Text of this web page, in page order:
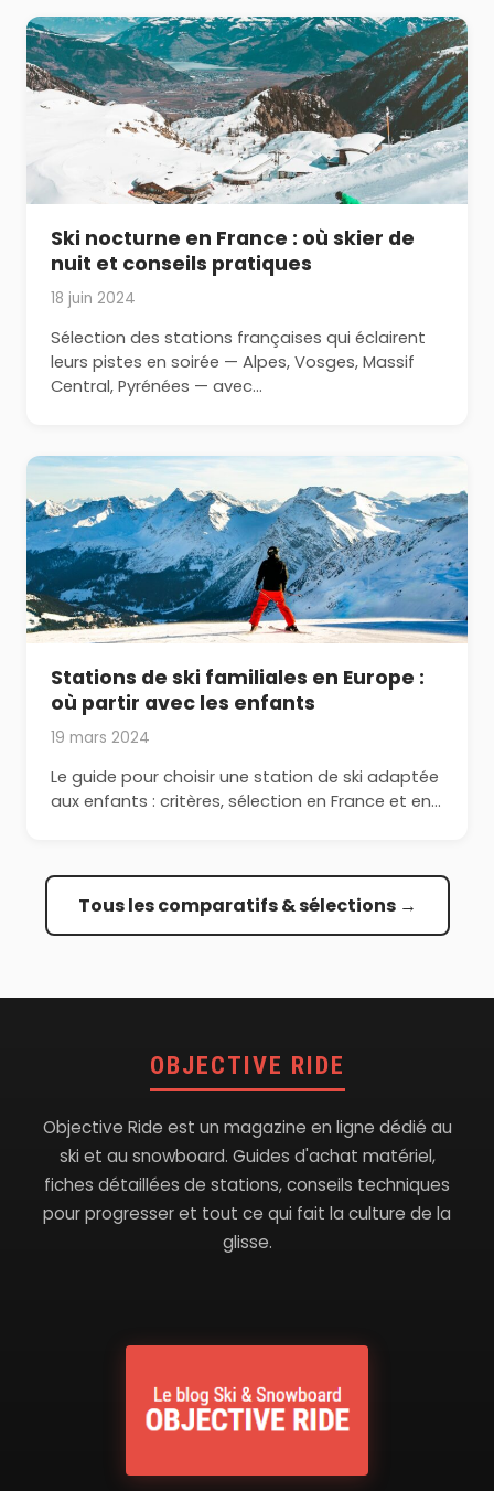
Ski nocturne en France : où skier de
nuit et conseils pratiques
18 juin 2024
Sélection des stations françaises qui éclairent
leurs pistes en soirée — Alpes, Vosges, Massif
Central, Pyrénées — avec…
Stations de ski familiales en Europe :
où partir avec les enfants
19 mars 2024
Le guide pour choisir une station de ski adaptée
aux enfants : critères, sélection en France et en…
Tous les comparatifs & sélections →
OBJECTIVE RIDE
Objective Ride est un magazine en ligne dédié au
ski et au snowboard. Guides d'achat matériel,
fiches détaillées de stations, conseils techniques
pour progresser et tout ce qui fait la culture de la
glisse.